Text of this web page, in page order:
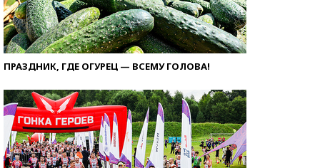
ПРАЗДНИК, ГДЕ ОГУРЕЦ — ВСЕМУ ГОЛОВА!